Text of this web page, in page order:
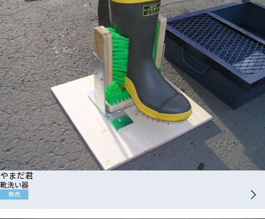
やまだ君
靴洗い器
販売